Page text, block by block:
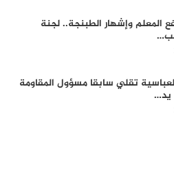
المعلم وإشهار الطبنجة.. لجنة
تقلي سابقا مسؤول المقاومة
يد…